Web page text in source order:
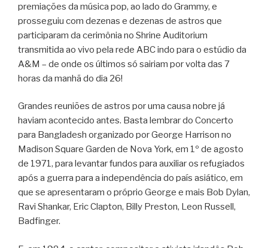
premiações da música pop, ao lado do Grammy, e
prosseguiu com dezenas e dezenas de astros que
participaram da cerimônia no Shrine Auditorium
transmitida ao vivo pela rede ABC indo para o estúdio da
A&M – de onde os últimos só sairiam por volta das 7
horas da manhã do dia 26!
Grandes reuniões de astros por uma causa nobre já
haviam acontecido antes. Basta lembrar do Concerto
para Bangladesh organizado por George Harrison no
Madison Square Garden de Nova York, em 1º de agosto
de 1971, para levantar fundos para auxiliar os refugiados
após a guerra para a independência do país asiático, em
que se apresentaram o próprio George e mais Bob Dylan,
Ravi Shankar, Eric Clapton, Billy Preston, Leon Russell,
Badfinger.